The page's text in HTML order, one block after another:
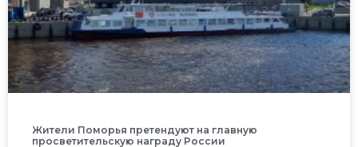
Жители Поморья претендуют на главную
просветительскую награду России